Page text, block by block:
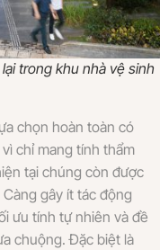
trong khu nhà vệ sinh
chọn hoàn toàn có
chỉ mang tính thẩm
tại chúng còn được
gây ít tác động
ưu tính tự nhiên và đề
chuộng. Đặc biệt là